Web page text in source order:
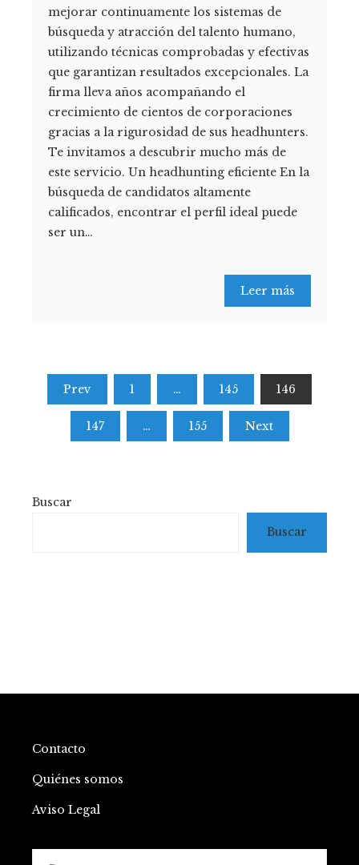
mejorar continuamente los sistemas de
búsqueda y atracción del talento humano,
utilizando técnicas comprobadas y efectivas
que garantizan resultados excepcionales. La
firma lleva años acompañando el
crecimiento de cientos de corporaciones
gracias a la rigurosidad de sus headhunters.
Te invitamos a descubrir mucho más de
este servicio. Un headhunting eficiente En la
búsqueda de candidatos altamente
calificados, encontrar el perfil ideal puede
ser un…
Leer más
Paginación
Prev 1 … 145 146
147 … 155 Next
Buscar
Buscar
Contacto
Quiénes somos
Aviso Legal